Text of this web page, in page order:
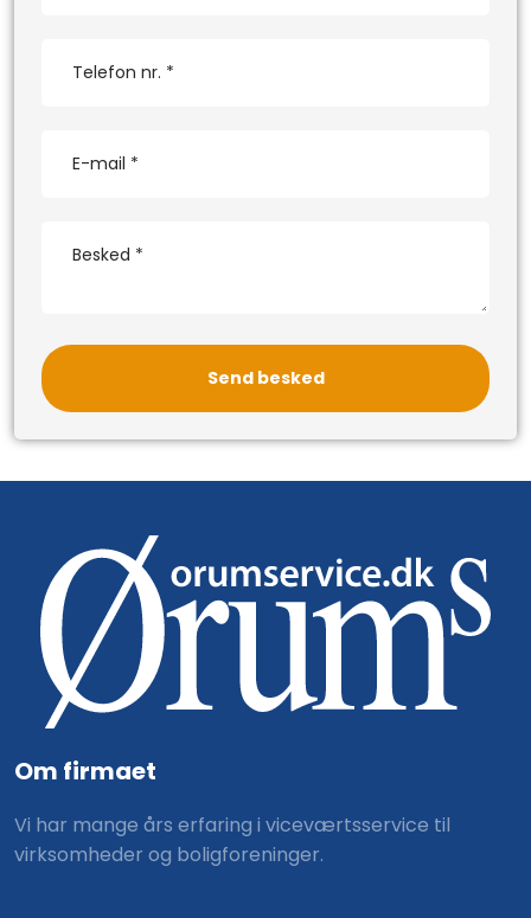
Om firmaet
Vi har mange års erfaring i viceværtsservice til
virksomheder og boligforeninger.